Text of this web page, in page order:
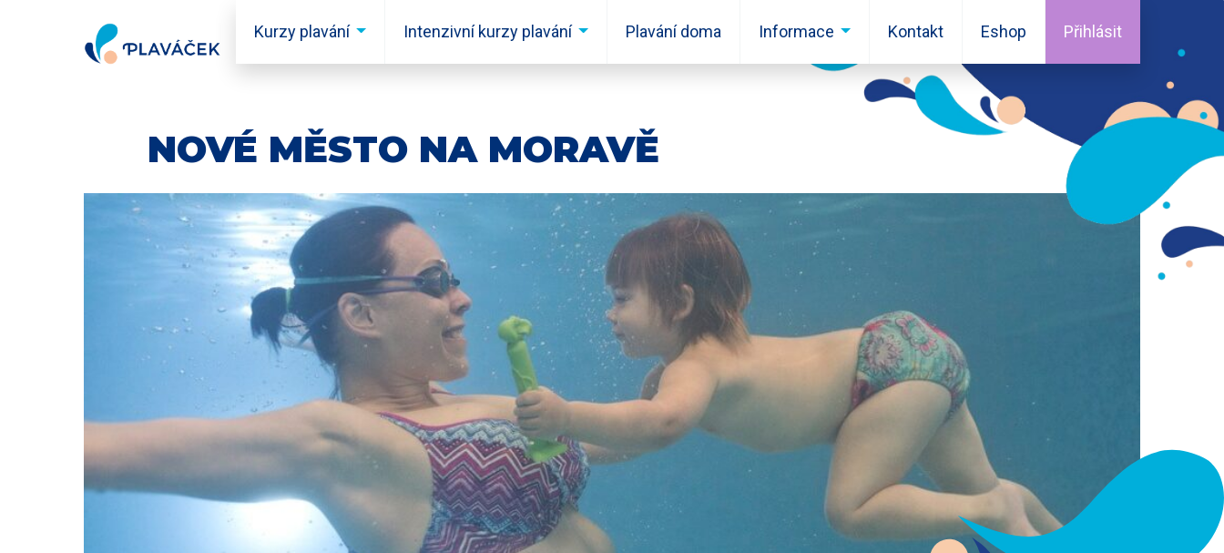
Kurzy plavání Intenzivní kurzy plavání Plavání doma Informace Kontakt Eshop Přihlásit
NOVÉ MĚSTO NA MORAVĚ